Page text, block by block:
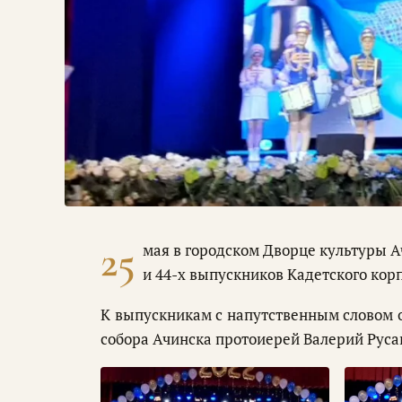
25 мая в городском Дворце культуры
и 44-х выпускников Кадетского
К выпускникам с напутственным словом
собора Ачинска протоиерей Валерий